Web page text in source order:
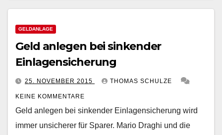
GELDANLAGE
Geld anlegen bei sinkender
Einlagensicherung
25. NOVEMBER 2015 THOMAS SCHULZE
KEINE KOMMENTARE
Geld anlegen bei sinkender Einlagensicherung wird
immer unsicherer für Sparer. Mario Draghi und die